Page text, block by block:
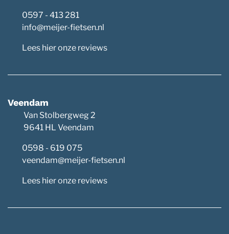
0597 - 413 281
info@meijer-fietsen.nl
Lees hier onze reviews
Veendam
Van Stolbergweg 2
9641 HL Veendam
0598 - 619 075
veendam@meijer-fietsen.nl
Lees hier onze reviews